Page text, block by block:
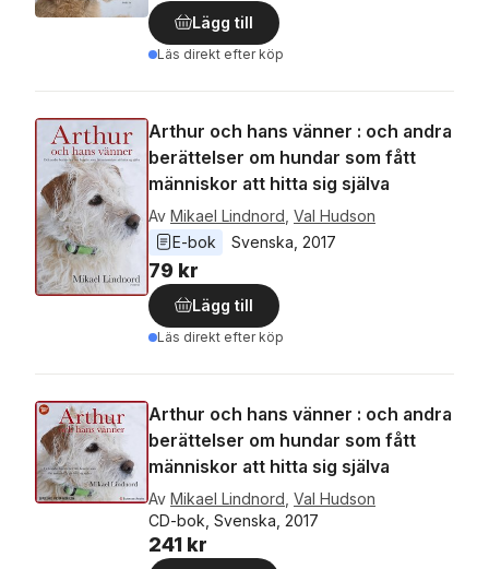
Lägg till
Läs direkt efter köp
Arthur och hans vänner : och andra
berättelser om hundar som fått
människor att hitta sig själva
Av Mikael Lindnord Val Hudson
E-bok
Svenska 2017
79 kr
Lägg till
Läs direkt efter köp
Arthur och hans vänner : och andra
berättelser om hundar som fått
människor att hitta sig själva
Av Mikael Lindnord Val Hudson
CD-bok, Svenska, 2017
241 kr